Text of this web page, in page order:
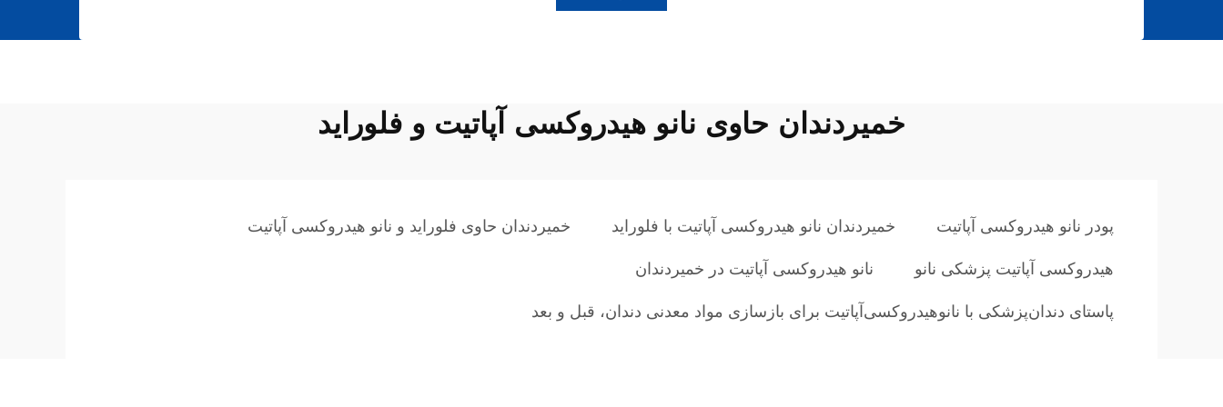
خمیردندان حاوی نانو هیدروکسی آپاتیت و فلوراید
پودر نانو هیدروکسی آپاتیت خمیردندان نانو هیدروکسی آپاتیت با فلوراید
خمیردندان حاوی فلوراید و نانو هیدروکسی آپاتیت
هیدروکسی آپاتیت پزشکی نانو
نانو هیدروکسی آپاتیت در خمیردندان
پاستا‌ی دندان‌پزشکی با نانوهیدروکسی‌آپاتیت برای بازسازی مواد معدنی دندان، قبل و بعد